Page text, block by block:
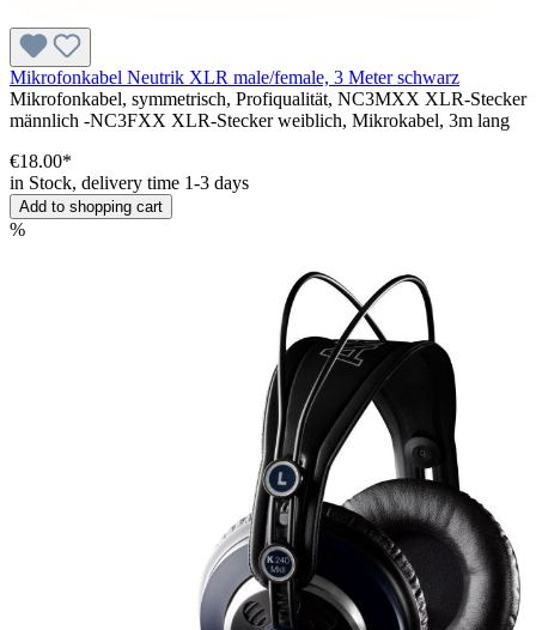
Mikrofonkabel Neutrik XLR male/female, 3 Meter schwarz
Mikrofonkabel, symmetrisch, Profiqualität, NC3MXX XLR-Stecker
männlich -NC3FXX XLR-Stecker weiblich, Mikrokabel, 3m lang
€18.00*
in Stock, delivery time 1-3 days
Add to shopping cart
%